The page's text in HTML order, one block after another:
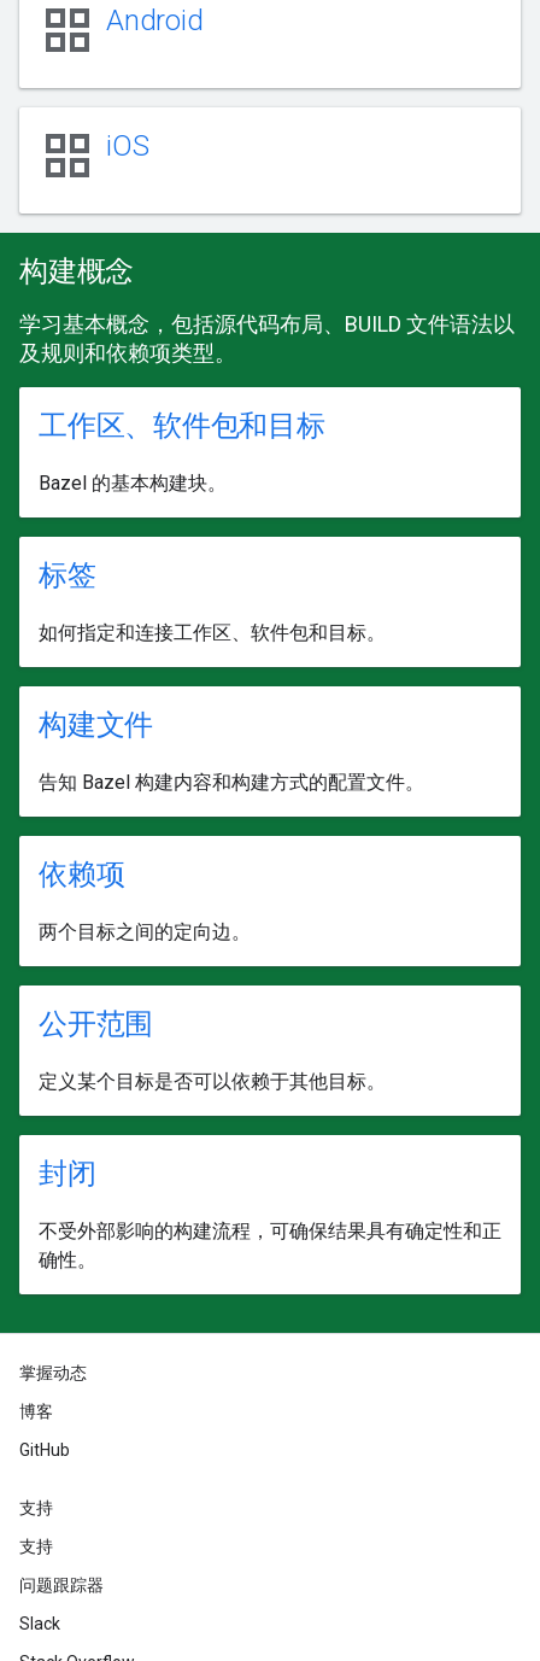
grid_view Android
grid_view iOS
构建概念
学习基本概念，包括源代码布局、BUILD 文件语法以
及规则和依赖项类型。
工作区、软件包和目标
Bazel 的基本构建块。
标签
如何指定和连接工作区、软件包和目标。
构建文件
告知 Bazel 构建内容和构建方式的配置文件。
依赖项
两个目标之间的定向边。
公开范围
定义某个目标是否可以依赖于其他目标。
封闭
不受外部影响的构建流程，可确保结果具有确定性和正
确性。
掌握动态
博客
GitHub
支持
支持
问题跟踪器
Slack